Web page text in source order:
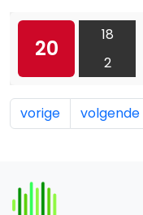
20
18
2
vorige volgende